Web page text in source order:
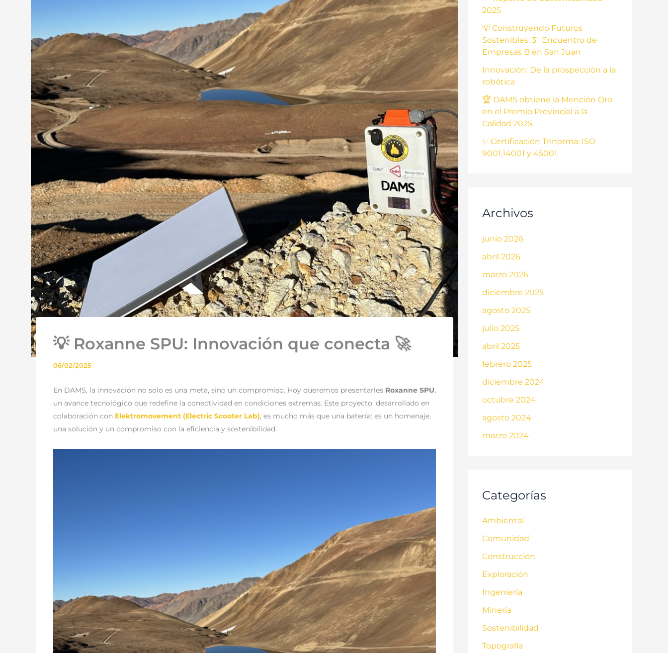
💡 Roxanne SPU: Innovación que conecta 🚀
06/02/2025
En DAMS, la innovación no solo es una meta, sino un compromiso. Hoy queremos presentarles Roxanne SPU,
un avance tecnológico que redefine la conectividad en condiciones extremas. Este proyecto, desarrollado en
colaboración con Elektromovement (Electric Scooter Lab), es mucho más que una batería: es un homenaje,
una solución y un compromiso con la eficiencia y sostenibilidad.
2025
💡 Construyendo Futuros
Sostenibles: 3º Encuentro de
Empresas B en San Juan
Innovación: De la prospección a la
robótica
🏆 DAMS obtiene la Mención Oro
en el Premio Provincial a la
Calidad 2025
✨ Certificación Trinorma: ISO
9001,14001 y 45001
Archivos
junio 2026
abril 2026
marzo 2026
diciembre 2025
agosto 2025
julio 2025
abril 2025
febrero 2025
diciembre 2024
octubre 2024
agosto 2024
marzo 2024
Categorías
Ambiental
Comunidad
Construcción
Exploración
Ingeniería
Minería
Sostenibilidad
Topografía